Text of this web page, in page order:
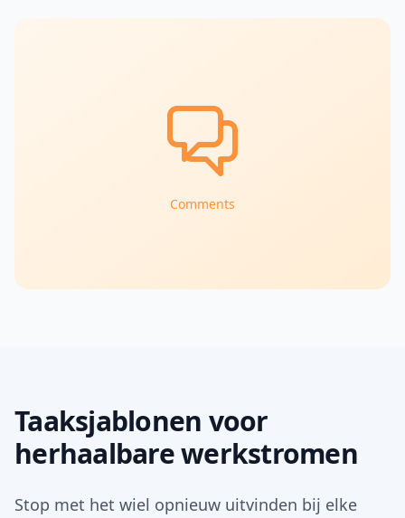
Comments
Taaksjablonen voor
herhaalbare werkstromen
Stop met het wiel opnieuw uitvinden bij elke